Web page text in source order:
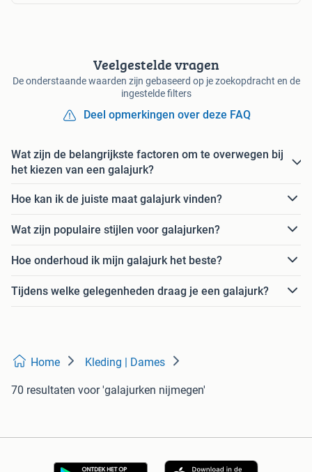
Veelgestelde vragen
De onderstaande waarden zijn gebaseerd op je zoekopdracht en de
ingestelde filters
Deel opmerkingen over deze FAQ
Wat zijn de belangrijkste factoren om te overwegen bij
het kiezen van een galajurk?
Hoe kan ik de juiste maat galajurk vinden?
Wat zijn populaire stijlen voor galajurken?
Hoe onderhoud ik mijn galajurk het beste?
Tijdens welke gelegenheden draag je een galajurk?
Home Kleding | Dames
70 resultaten voor 'galajurken nijmegen'